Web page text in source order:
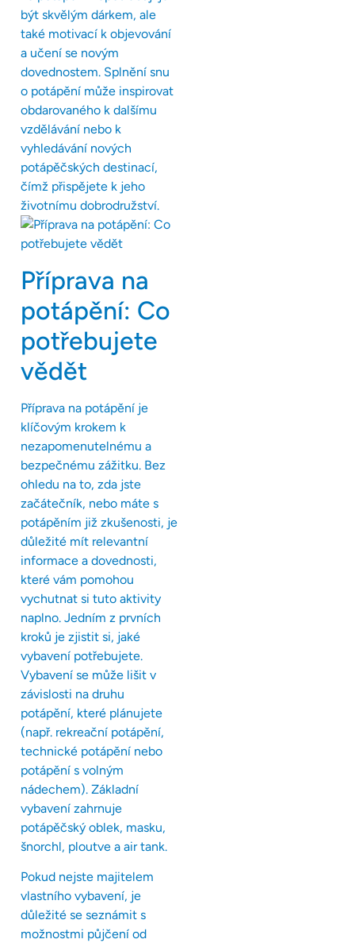
být skvělým dárkem, ale
také motivací k objevování
a učení se novým
dovednostem. Splnění snu
o potápění může inspirovat
obdarovaného k dalšímu
vzdělávání nebo k
vyhledávání nových
potápěčských destinací,
čímž přispějete k jeho
životnímu dobrodružství.
Příprava na
potápění: Co
potřebujete
vědět
Příprava na potápění je
klíčovým krokem k
nezapomenutelnému a
bezpečnému zážitku. Bez
ohledu na to, zda jste
začátečník, nebo máte s
potápěním již zkušenosti, je
důležité mít relevantní
informace a dovednosti,
které vám pomohou
vychutnat si tuto aktivity
naplno. Jedním z prvních
kroků je zjistit si, jaké
vybavení potřebujete.
Vybavení se může lišit v
závislosti na druhu
potápění, které plánujete
(např. rekreační potápění,
technické potápění nebo
potápění s volným
nádechem). Základní
vybavení zahrnuje
potápěčský oblek, masku,
šnorchl, ploutve a air tank.
Pokud nejste majitelem
vlastního vybavení, je
důležité se seznámit s
možnostmi půjčení od